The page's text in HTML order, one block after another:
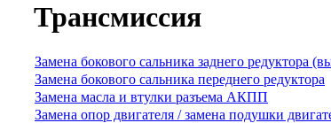
Трансмиссия
Замена бокового сальника заднего редуктора
Замена бокового сальника переднего редуктора
Замена масла и втулки разъема АКПП
Замена опор двигателя / замена подушки